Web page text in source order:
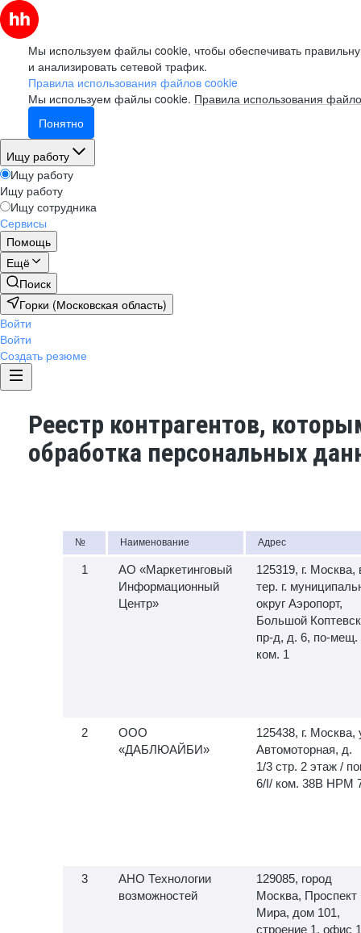
Мы используем файлы cookie, чтобы обеспечивать
и анализировать сетевой трафик.
Правила использования файлов cookie
Мы используем файлы cookie. Правила использования
Понятно
Ищу работу
Ищу работу
Ищу работу
Ищу сотрудника
Сервисы
Помощь
Ещё
Поиск
Горки (Московская область)
Войти
Войти
Создать резюме
Реестр контрагентов,
обработка персональных
№ Наименование Адрес
АО «Маркетинговый
Информационный
Центр»
125319, г. Москва,
тер. г.
округ Аэропорт,
Большой
пр-д, д. 6, по-мещ.
ком. 1
ООО
«ДАБЛЮАЙБИ»
125438, г. Москва,
Автомоторная, д.
1/3 стр. 2 этаж /
6/I/ ком. 38В НРМ
АНО Технологии
возможностей
129085, город
Москва, Проспект
Мира, дом 101,
строение 1, офис